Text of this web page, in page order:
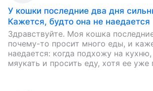
У кошки последние два дня
Кажется, будто она не наедается
Здравствуйте. Моя кошка
почему-то просит много еды, и
наедается: когда подхожу на кухню,
мяукать и просить еду, хотя ее